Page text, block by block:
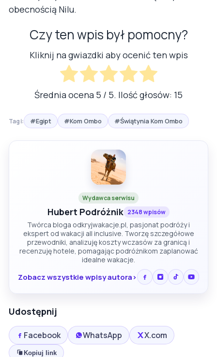
obecnością Nilu.
Czy ten wpis był pomocny?
Kliknij na gwiazdki aby ocenić ten wpis
Średnia ocena 5 / 5. Ilość głosów: 15
Tagi: #Egipt #Kom Ombo #Świątynia Kom Ombo
Wydawca serwisu
Hubert Podróżnik 2348 wpisów
Twórca bloga odkryjwakacje.pl, pasjonat podróży i
ekspert od wakacji all inclusive. Tworzę szczegółowe
przewodniki, analizuję koszty wczasów za granicą i
recenzuję hotele, pomagając podróżnikom zaplanować
idealne wakacje.
Zobacz wszystkie wpisy autora
Udostępnij
Facebook WhatsApp X.com
Kopiuj link